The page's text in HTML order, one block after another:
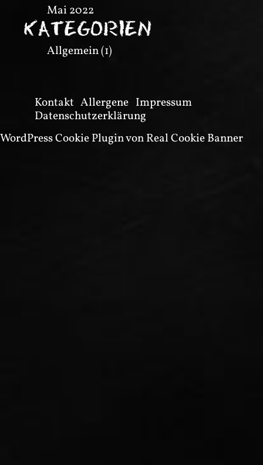
Mai 2022
KATEGORIEN
Allgemein(1)
Kontakt Allergene Impressum
Datenschutzerklärung
WordPress Cookie Plugin von Real Cookie Banner